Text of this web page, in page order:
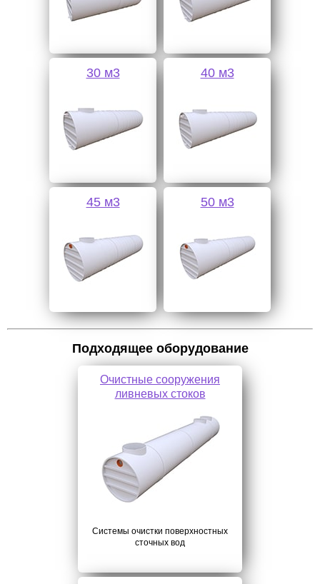
30 м3 40 м3
45 м3 50 м3
Подходящее оборудование
Очистные сооружения
ливневых стоков
Системы очистки поверхностных
сточных вод